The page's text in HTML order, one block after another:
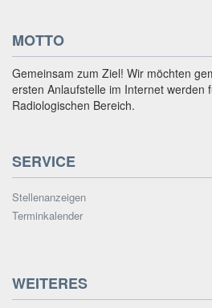
MOTTO
Gemeinsam zum Ziel! Wir möchten
ersten Anlaufstelle im Internet werden
Radiologischen Bereich.
SERVICE
Stellenanzeigen
Terminkalender
WEITERES